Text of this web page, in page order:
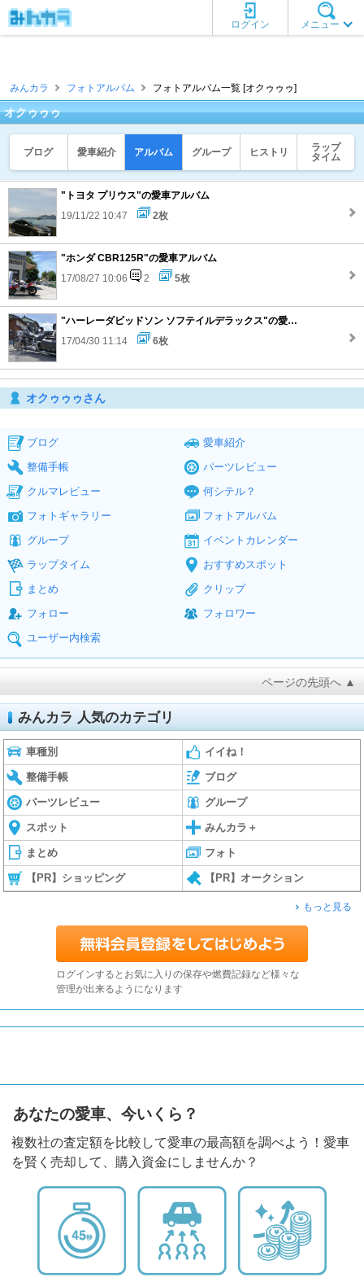
メニュー
ログイン
みんカラ フォトアルバム フォトアルバム一覧 [オクゥゥゥ]
オクゥゥゥ
ブログ 愛車紹介 アルバム グループ ヒストリ
ラップ
タイム
"トヨタ プリウス"の愛車アルバム
19/11/22 10:47
2枚
"ホンダ CBR125R"の愛車アルバム
17/08/27 10:06
2 5枚
"ハーレーダビッドソン ソフテイルデラックス"の愛車アルバム
17/04/30 11:14
6枚
オクゥゥゥさん
ブログ
愛車紹介
整備手帳
パーツレビュー
クルマレビュー
何シテル？
フォトギャラリー
フォトアルバム
グループ
イベントカレンダー
ラップタイム
おすすめスポット
まとめ
クリップ
フォロー
フォロワー
ユーザー内検索
ページの先頭へ ▲
みんカラ 人気のカテゴリ
車種別 イイね！
整備手帳 ブログ
パーツレビュー グループ
スポット みんカラ＋
まとめ フォト
【PR】ショッピング 【PR】オークション
もっと見る
ログインするとお気に入りの保存や燃費記録など様々な
管理が出来るようになります
あなたの愛車、今いくら？
複数社の査定額を比較して愛車の最高額を調べよう！愛車
を賢く売却して、購入資金にしませんか？